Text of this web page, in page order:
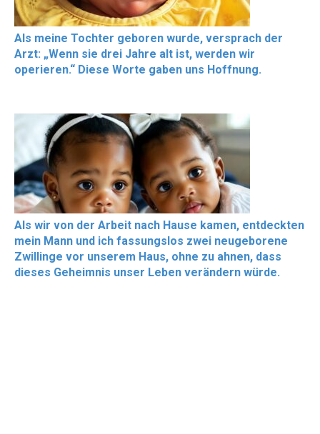
Als meine Tochter geboren wurde, versprach der
Arzt: „Wenn sie drei Jahre alt ist, werden wir
operieren.“ Diese Worte gaben uns Hoffnung.
Als wir von der Arbeit nach Hause kamen, entdeckten
mein Mann und ich fassungslos zwei neugeborene
Zwillinge vor unserem Haus, ohne zu ahnen, dass
dieses Geheimnis unser Leben verändern würde.